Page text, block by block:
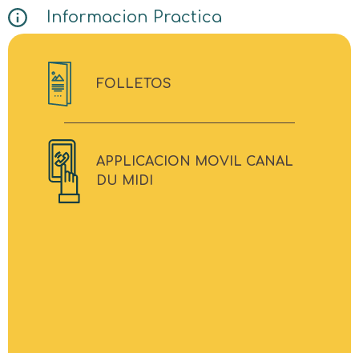
Informacion Practica
FOLLETOS
APPLICACION MOVIL CANAL
DU MIDI